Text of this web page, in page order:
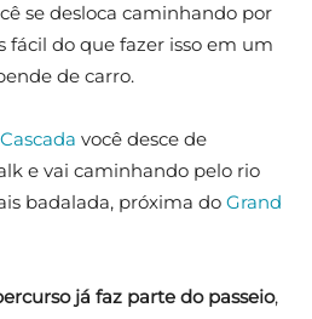
se desloca caminhando por
fácil do que fazer isso em um
de carro.
você desce de
e vai caminhando pelo rio
badalada, próxima do Grand
já faz parte do passeio,